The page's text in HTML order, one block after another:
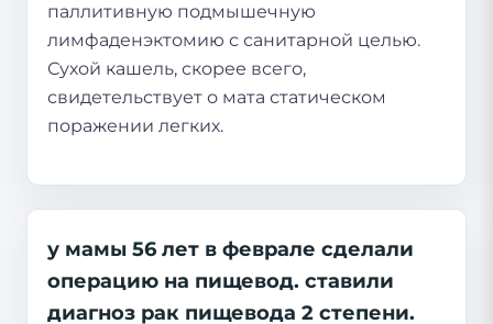
паллитивную подмышечную
лимфаденэктомию с санитарной целью.
Сухой кашель, скорее всего,
свидетельствует о мата статическом
поражении легких.
у мамы 56 лет в феврале сделали
операцию на пищевод. ставили
диагноз рак пищевода 2 степени.